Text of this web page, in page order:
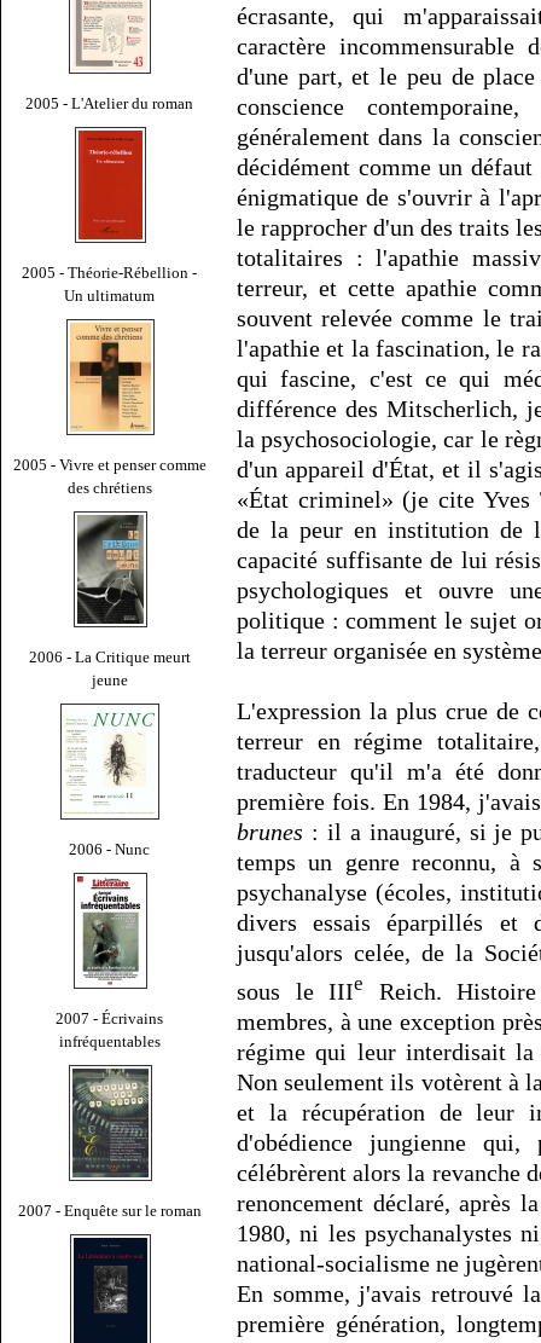
2005 - L'Atelier du roman
2005 - Théorie-Rébellion -
Un ultimatum
2005 - Vivre et penser comme
des chrétiens
2006 - La Critique meurt
jeune
2006 - Nunc
2007 - Écrivains
infréquentables
2007 - Enquête sur le roman
écrasante, qui
caractère incommensurable
d'une part, et le peu de
conscience
généralement dans la
décidément comme un
énigmatique de s'ouvrir à
le rapprocher d'un des traits
totalitaires : l'apathie
terreur, et cette apathie
souvent relevée comme le
l'apathie et la fascination, le
qui fascine, c'est ce qui
différence des Mitscherlich,
la psychosociologie, car le
d'un appareil d'État, et il
«État criminel» (je cite Yves
de la peur en institution de
capacité suffisante de lui
psychologiques et ouvre
politique : comment le sujet
la terreur organisée en
L'expression la plus crue de
terreur en régime
traducteur qu'il m'a été
première fois. En 1984,
brunes : il a inauguré, si je
temps un genre reconnu,
psychanalyse (écoles,
divers essais éparpillés et
jusqu'alors celée, de la
sous le IIIe
Reich.
membres, à une exception
régime qui leur interdisait la
Non seulement ils votèrent à
et la récupération de leur
d'obédience jungienne
célébrèrent alors la revanche
renoncement déclaré, après
1980, ni les psychanalystes
national-socialisme ne
En somme, j'avais retrouvé
première génération,